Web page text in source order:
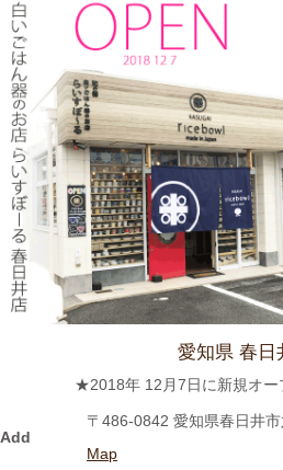
2024/3/12
≪テレビで紹介されました≫ 2019年5
さん家！『ぐっさん！オレンジと行
智充さんが白いごはん器のお店 らい
しゃいました。
2024/2/22
≪おすすめ≫今日は猫の日！猫好き
茶碗いかがでしょうか？
ツを入れたり、薬味皿としても
愛知県 春日
★2018年 12月7日に新規オ
Add
〒486-0842 愛知県春日井
Map